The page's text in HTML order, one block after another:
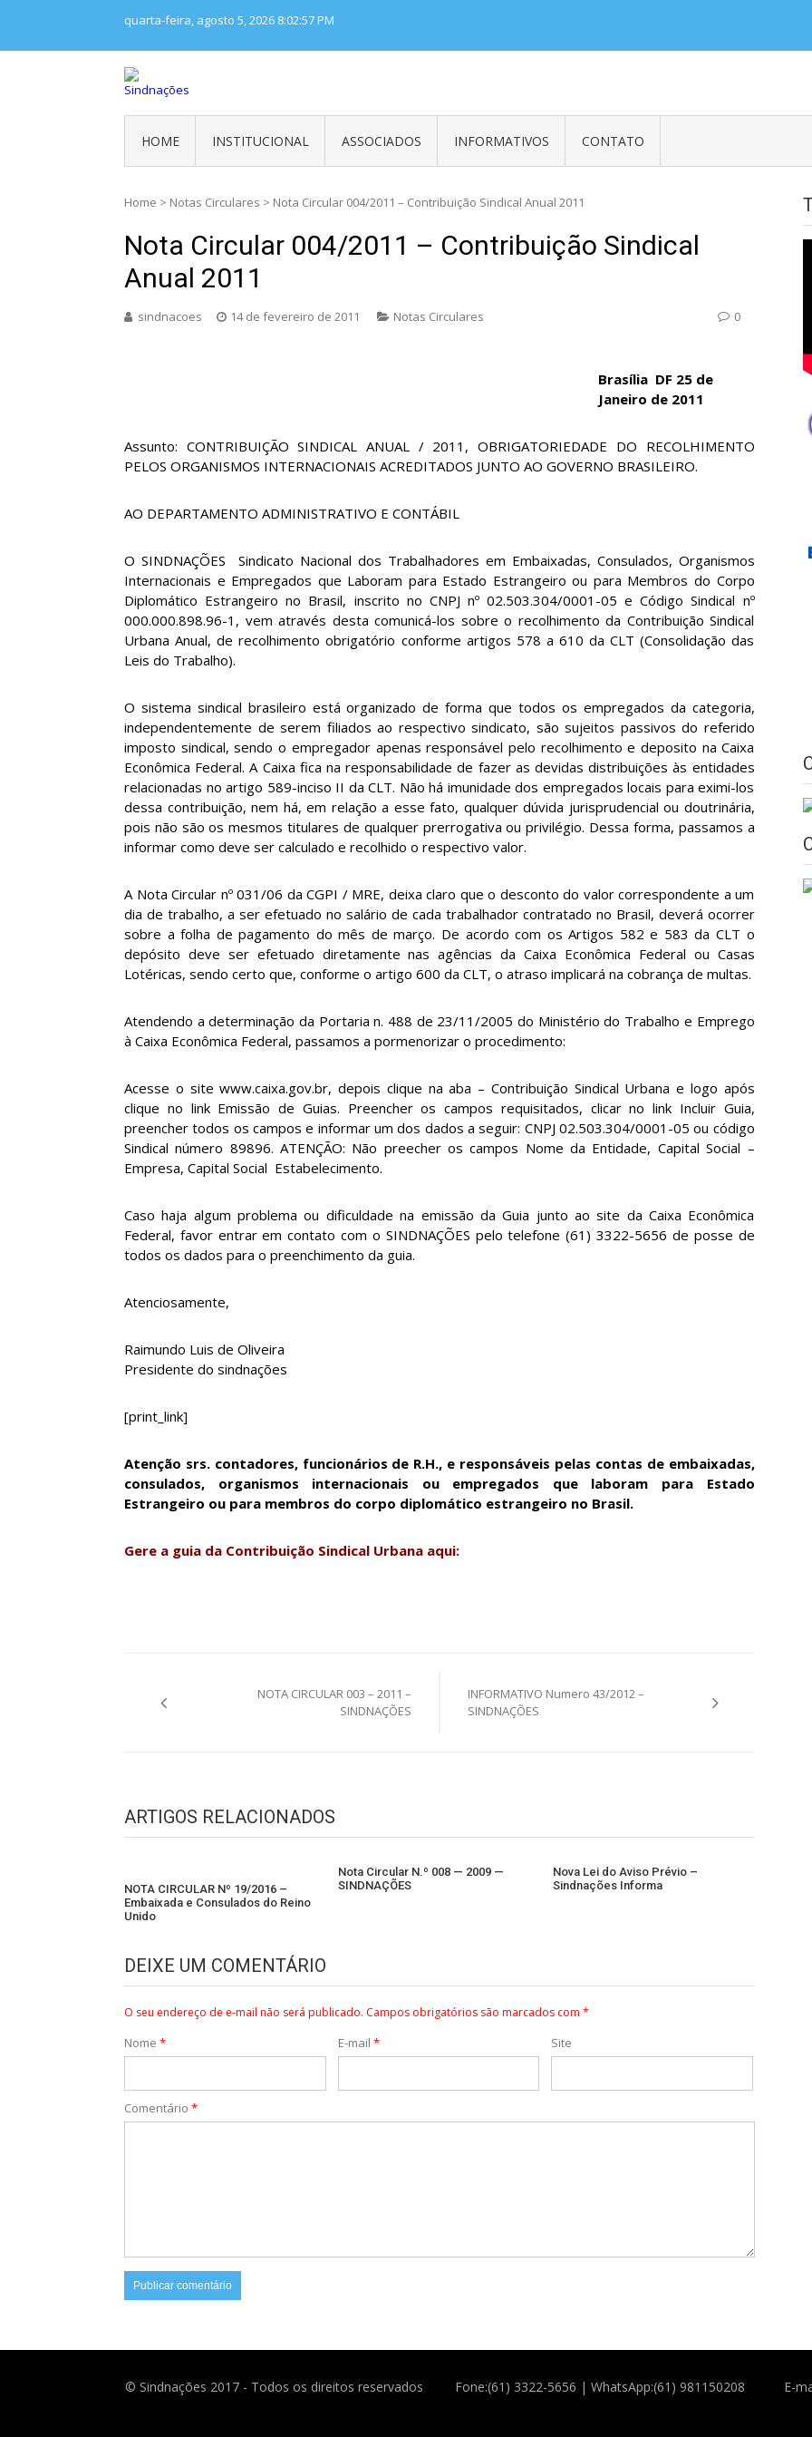
quarta-feira, agosto 5, 2026 8:02:57 PM
HOME INSTITUCIONAL ASSOCIADOS INFORMATIVOS CONTATO
Home > Notas Circulares > Nota Circular 004/2011 – Contribuição Sindical Anual 2011
Nota Circular 004/2011 – Contribuição Sindical
Anual 2011
sindnacoes 14 de fevereiro de 2011 Notas Circulares 0
Brasília  DF 25 de
Janeiro de 2011
Assunto: CONTRIBUIÇÃO SINDICAL ANUAL / 2011, OBRIGATORIEDADE DO RECOLHIMENTO
PELOS ORGANISMOS INTERNACIONAIS ACREDITADOS JUNTO AO GOVERNO BRASILEIRO.
AO DEPARTAMENTO ADMINISTRATIVO E CONTÁBIL
O SINDNAÇÕES  Sindicato Nacional dos Trabalhadores em Embaixadas, Consulados, Organismos
Internacionais e Empregados que Laboram para Estado Estrangeiro ou para Membros do Corpo
Diplomático Estrangeiro no Brasil, inscrito no CNPJ nº 02.503.304/0001-05 e Código Sindical nº
000.000.898.96-1, vem através desta comunicá-los sobre o recolhimento da Contribuição Sindical
Urbana Anual, de recolhimento obrigatório conforme artigos 578 a 610 da CLT (Consolidação das
Leis do Trabalho).
O sistema sindical brasileiro está organizado de forma que todos os empregados da categoria,
independentemente de serem filiados ao respectivo sindicato, são sujeitos passivos do referido
imposto sindical, sendo o empregador apenas responsável pelo recolhimento e deposito na Caixa
Econômica Federal. A Caixa fica na responsabilidade de fazer as devidas distribuições às entidades
relacionadas no artigo 589-inciso II da CLT. Não há imunidade dos empregados locais para eximi-los
dessa contribuição, nem há, em relação a esse fato, qualquer dúvida jurisprudencial ou doutrinária,
pois não são os mesmos titulares de qualquer prerrogativa ou privilégio. Dessa forma, passamos a
informar como deve ser calculado e recolhido o respectivo valor.
A Nota Circular nº 031/06 da CGPI / MRE, deixa claro que o desconto do valor correspondente a um
dia de trabalho, a ser efetuado no salário de cada trabalhador contratado no Brasil, deverá ocorrer
sobre a folha de pagamento do mês de março. De acordo com os Artigos 582 e 583 da CLT o
depósito deve ser efetuado diretamente nas agências da Caixa Econômica Federal ou Casas
Lotéricas, sendo certo que, conforme o artigo 600 da CLT, o atraso implicará na cobrança de multas.
Atendendo a determinação da Portaria n. 488 de 23/11/2005 do Ministério do Trabalho e Emprego
à Caixa Econômica Federal, passamos a pormenorizar o procedimento:
Acesse o site www.caixa.gov.br, depois clique na aba – Contribuição Sindical Urbana e logo após
clique no link Emissão de Guias. Preencher os campos requisitados, clicar no link Incluir Guia,
preencher todos os campos e informar um dos dados a seguir: CNPJ 02.503.304/0001-05 ou código
Sindical número 89896. ATENÇÃO: Não preecher os campos Nome da Entidade, Capital Social –
Empresa, Capital Social  Estabelecimento.
Caso haja algum problema ou dificuldade na emissão da Guia junto ao site da Caixa Econômica
Federal, favor entrar em contato com o SINDNAÇÕES pelo telefone (61) 3322-5656 de posse de
todos os dados para o preenchimento da guia.
Atenciosamente,
Raimundo Luis de Oliveira
Presidente do sindnações
[print_link]
Atenção srs. contadores, funcionários de R.H., e responsáveis pelas contas de embaixadas,
consulados, organismos internacionais ou empregados que laboram para Estado
Estrangeiro ou para membros do corpo diplomático estrangeiro no Brasil.
Gere a guia da Contribuição Sindical Urbana aqui:
de
NOTA CIRCULAR 003 – 2011 –
SINDNAÇÕES
INFORMATIVO Numero 43/2012 –
SINDNAÇÕES
ARTIGOS RELACIONADOS
NOTA CIRCULAR Nº 19/2016 –
Embaixada e Consulados do Reino
Unido
Nota Circular N.º 008 — 2009 —
SINDNAÇÕES
Nova Lei do Aviso Prévio –
Sindnações Informa
DEIXE UM COMENTÁRIO
O seu endereço de e-mail não será publicado. Campos obrigatórios são marcados com *
Nome * E-mail * Site
Comentário *
© Sindnações 2017 - Todos os direitos reservados Fone:(61) 3322-5656 | WhatsApp:(61) 981150208 E-